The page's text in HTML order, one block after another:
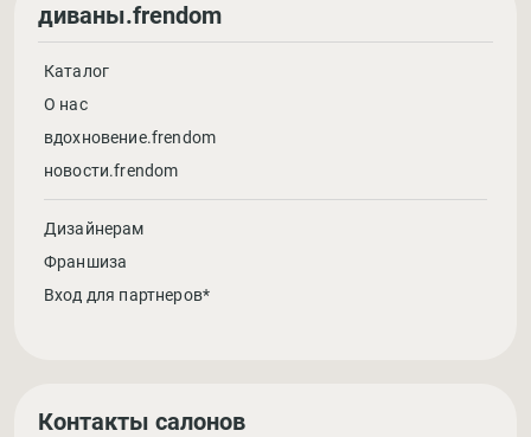
диваны.frendom
Каталог
О нас
вдохновение.frendom
новости.frendom
Дизайнерам
Франшиза
Вход для партнеров*
Контакты салонов